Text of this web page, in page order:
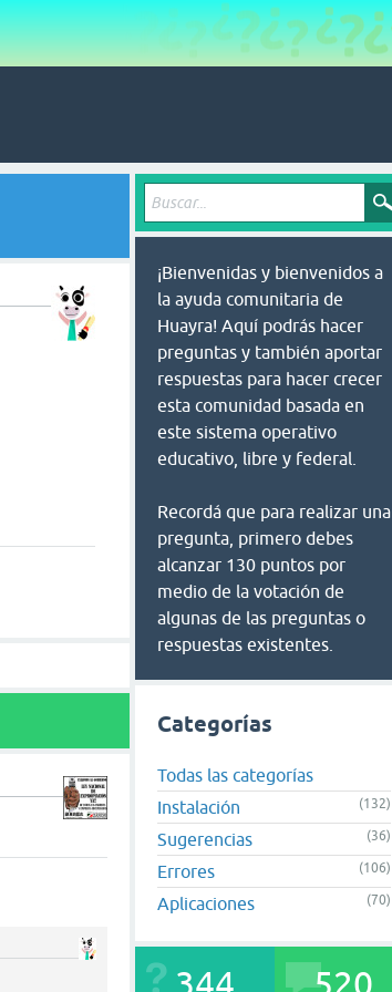
¡Bienvenidas y bienvenidos a
la ayuda comunitaria de
Huayra! Aquí podrás hacer
preguntas y también aportar
respuestas para hacer crecer
esta comunidad basada en
este sistema operativo
educativo, libre y federal.
Recordá que para realizar una
pregunta, primero debes
alcanzar 130 puntos por
medio de la votación de
algunas de las preguntas o
respuestas existentes.
Categorías
Todas las categorías
Instalación
(132)
Sugerencias (36)
Errores (106)
Aplicaciones (70)
344 520